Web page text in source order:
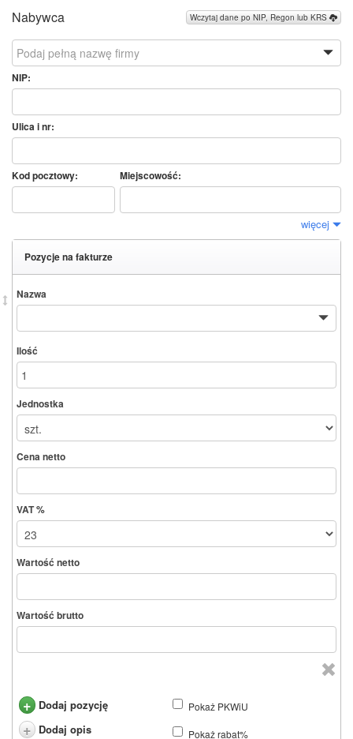
Nabywca Wczytaj dane po NIP, Regon lub KRS
NIP:
Ulica i nr:
Kod pocztowy: Miejscowość:
więcej
Pozycje na fakturze
Nazwa
Ilość
Jednostka
Cena netto
VAT %
Wartość netto
Wartość brutto
+ Dodaj pozycję
+ Dodaj opis
Pokaż PKWiU
Pokaż rabat%